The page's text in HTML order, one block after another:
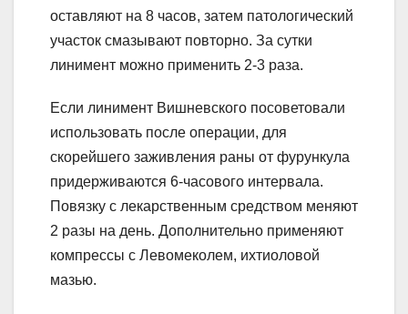
оставляют на 8 часов, затем патологический
участок смазывают повторно. За сутки
линимент можно применить 2-3 раза.
Если линимент Вишневского посоветовали
использовать после операции, для
скорейшего заживления раны от фурункула
придерживаются 6-часового интервала.
Повязку с лекарственным средством меняют
2 разы на день. Дополнительно применяют
компрессы с Левомеколем, ихтиоловой
мазью.